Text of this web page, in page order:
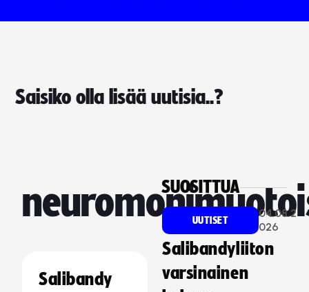
Saisiko olla lisää uutisia..?
Salibandy
SUOSITTUA
UUTISET
04.08.2
026
Salibandyliiton
varsinainen